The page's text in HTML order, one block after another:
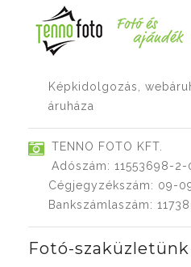
Képkidolgozás,
áruháza
TENNO FOTO KFT.
Adószám: 11553698-2-
Cégjegyzékszám: 09-
Bankszámlaszám:
Fotó-szaküzletünk